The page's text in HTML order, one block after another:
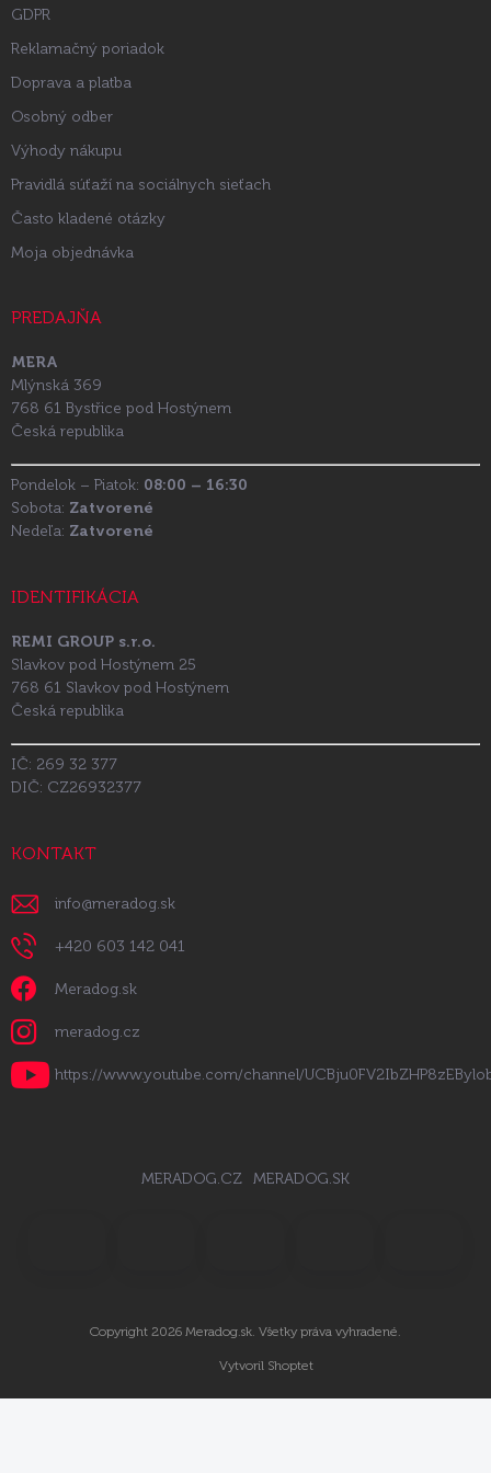
GDPR
Reklamačný poriadok
Doprava a platba
Osobný odber
Výhody nákupu
Pravidlá súťaží na sociálnych sieťach
Často kladené otázky
Moja objednávka
PREDAJŇA
MERA
Mlýnská 369
768 61 Bystřice pod Hostýnem
Česká republika
Pondelok – Piatok: 08:00 – 16:30
Sobota: Zatvorené
Nedeľa: Zatvorené
IDENTIFIKÁCIA
REMI GROUP s.r.o.
Slavkov pod Hostýnem 25
768 61 Slavkov pod Hostýnem
Česká republika
IČ: 269 32 377
DIČ: CZ26932377
KONTAKT
info@meradog.sk
+420 603 142 041
Meradog.sk
meradog.cz
https://www.youtube.com/channel/
MERADOG.CZ MERADOG.SK
Vytvoril Shoptet
Copyright 2026 Meradog.sk. Všetky práva vyhradené.